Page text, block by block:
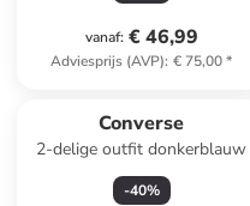
vanaf: € 46,99
Adviesprijs (AVP): € 75,00*
Converse
2-delige outfit donkerblauw
-40%